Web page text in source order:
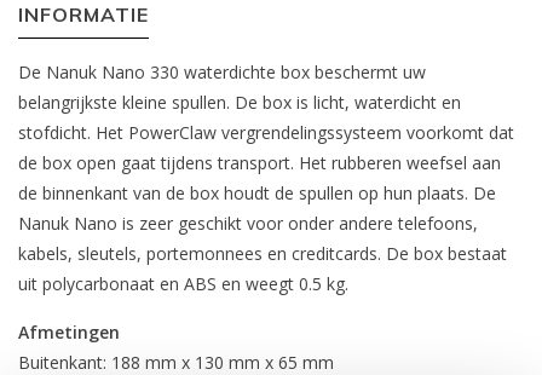
INFORMATIE
De Nanuk Nano 330 waterdichte box beschermt uw
belangrijkste kleine spullen. De box is licht, waterdicht en
stofdicht. Het PowerClaw vergrendelingssysteem voorkomt dat
de box open gaat tijdens transport. Het rubberen weefsel aan
de binnenkant van de box houdt de spullen op hun plaats. De
Nanuk Nano is zeer geschikt voor onder andere telefoons,
kabels, sleutels, portemonnees en creditcards. De box bestaat
uit polycarbonaat en ABS en weegt 0.5 kg.
Afmetingen
Buitenkant: 188 mm x 130 mm x 65 mm